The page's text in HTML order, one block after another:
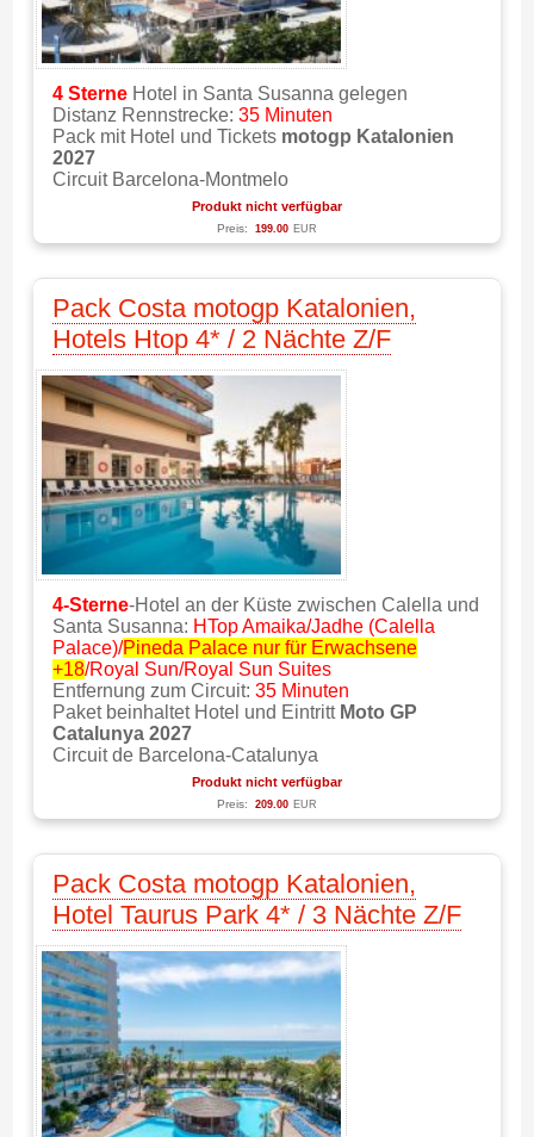
4 Sterne Hotel in Santa Susanna gelegen
Distanz Rennstrecke: 35 Minuten
Pack mit Hotel und Tickets motogp Katalonien
2027
Circuit Barcelona-Montmelo
Produkt nicht verfügbar
Preis: 199.00 EUR
Pack Costa motogp Katalonien,
Hotels Htop 4* / 2 Nächte Z/F
4-Sterne-Hotel an der Küste zwischen Calella und
Santa Susanna: HTop Amaika/Jadhe (Calella
Palace)/Pineda Palace nur für Erwachsene
+18/Royal Sun/Royal Sun Suites
Entfernung zum Circuit: 35 Minuten
Paket beinhaltet Hotel und Eintritt Moto GP
Catalunya 2027
Circuit de Barcelona-Catalunya
Produkt nicht verfügbar
Preis: 209.00 EUR
Pack Costa motogp Katalonien,
Hotel Taurus Park 4* / 3 Nächte Z/F